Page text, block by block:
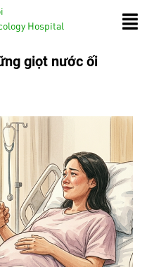
Hospital
giọt nước ối